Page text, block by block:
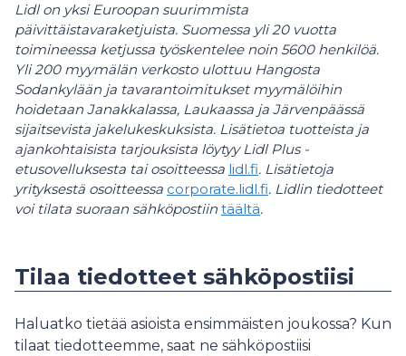
Lidl on yksi Euroopan suurimmista
päivittäistavaraketjuista. Suomessa yli 20 vuotta
toimineessa ketjussa työskentelee noin 5600 henkilöä.
Yli 200 myymälän verkosto ulottuu Hangosta
Sodankylään ja tavarantoimitukset myymälöihin
hoidetaan Janakkalassa, Laukaassa ja Järvenpäässä
sijaitsevista jakelukeskuksista. Lisätietoa tuotteista ja
ajankohtaisista tarjouksista löytyy Lidl Plus -
etusovelluksesta tai osoitteessa lidl.fi. Lisätietoja
yrityksestä osoitteessa corporate.lidl.fi. Lidlin tiedotteet
voi tilata suoraan sähköpostiin täältä.
Tilaa tiedotteet sähköpostiisi
Haluatko tietää asioista ensimmäisten joukossa? Kun
tilaat tiedotteemme, saat ne sähköpostiisi